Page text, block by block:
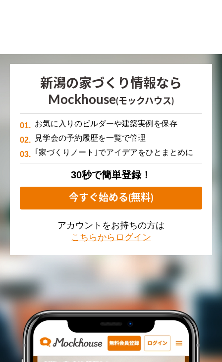
新潟の家づくり情報なら
Mockhouse(モックハウス)
お気に入りのビルダーや建築実例を保存
見学会の予約履歴を一覧で管理
｢家づくりノート｣でアイデアをひとまとめに
30秒で簡単登録！
今すぐ始める(無料)
アカウントをお持ちの方は
こちらからログイン